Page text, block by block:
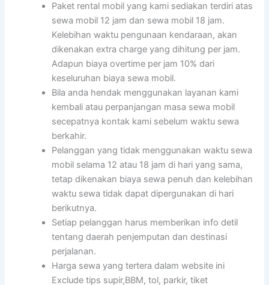
Paket rental mobil yang kami sediakan terdiri atas
sewa mobil 12 jam dan sewa mobil 18 jam.
Kelebihan waktu pengunaan kendaraan, akan
dikenakan extra charge yang dihitung per jam.
Adapun biaya overtime per jam 10% dari
keseluruhan biaya sewa mobil.
Bila anda hendak menggunakan layanan kami
kembali atau perpanjangan masa sewa mobil
secepatnya kontak kami sebelum waktu sewa
berkahir.
Pelanggan yang tidak menggunakan waktu sewa
mobil selama 12 atau 18 jam di hari yang sama,
tetap dikenakan biaya sewa penuh dan kelebihan
waktu sewa tidak dapat dipergunakan di hari
berikutnya.
Setiap pelanggan harus memberikan info detil
tentang daerah penjemputan dan destinasi
perjalanan.
Harga sewa yang tertera dalam website ini
Exclude tips supir,BBM, tol, parkir, tiket